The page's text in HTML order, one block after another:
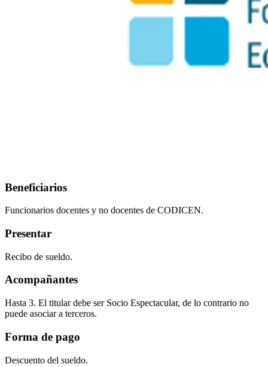
Beneficiarios
Funcionarios docentes y no docentes de CODICEN.
Presentar
Recibo de sueldo.
Acompañantes
Hasta 3. El titular debe ser Socio Espectacular, de lo contrario no
puede asociar a terceros.
Forma de pago
Descuento del sueldo.